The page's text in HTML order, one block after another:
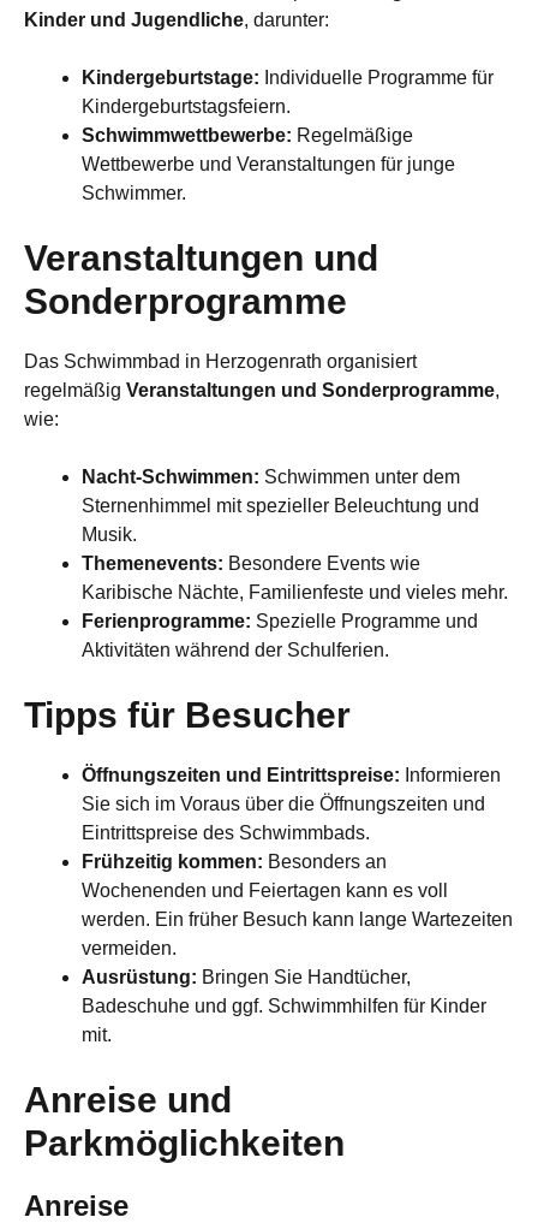
Kinder und Jugendliche, darunter:
Kindergeburtstage: Individuelle Programme für
Kindergeburtstagsfeiern.
Schwimmwettbewerbe: Regelmäßige
Wettbewerbe und Veranstaltungen für junge
Schwimmer.
Veranstaltungen und
Sonderprogramme
Das Schwimmbad in Herzogenrath organisiert
regelmäßig Veranstaltungen und Sonderprogramme,
wie:
Nacht-Schwimmen: Schwimmen unter dem
Sternenhimmel mit spezieller Beleuchtung und
Musik.
Themenevents: Besondere Events wie
Karibische Nächte, Familienfeste und vieles mehr.
Ferienprogramme: Spezielle Programme und
Aktivitäten während der Schulferien.
Tipps für Besucher
Öffnungszeiten und Eintrittspreise: Informieren
Sie sich im Voraus über die Öffnungszeiten und
Eintrittspreise des Schwimmbads.
Frühzeitig kommen: Besonders an
Wochenenden und Feiertagen kann es voll
werden. Ein früher Besuch kann lange Wartezeiten
vermeiden.
Ausrüstung: Bringen Sie Handtücher,
Badeschuhe und ggf. Schwimmhilfen für Kinder
mit.
Anreise und
Parkmöglichkeiten
Anreise